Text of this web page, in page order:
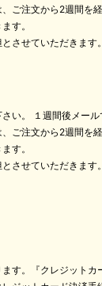
ご注文から2週間を
す。
させていただきます。
い。 １週間後メー
ご注文から2週間を
す。
させていただきます。
す。『クレジットカ